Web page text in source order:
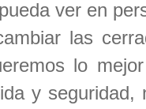
ver en
las
lo
y